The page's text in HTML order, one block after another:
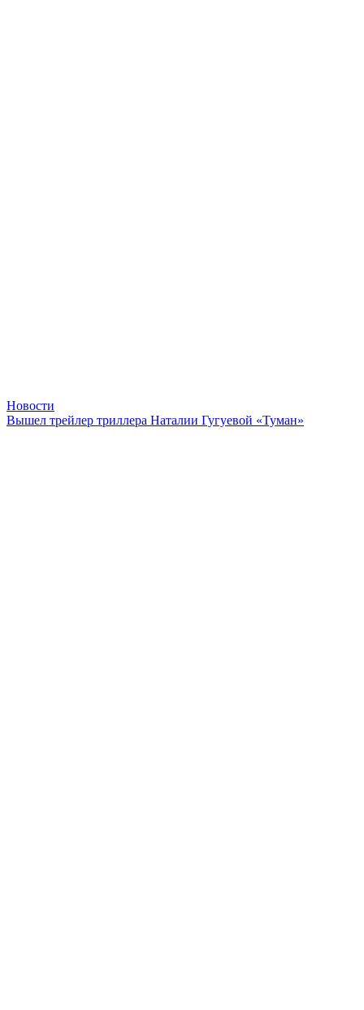
Новости
Вышел трейлер триллера Наталии Гугуевой «Туман»